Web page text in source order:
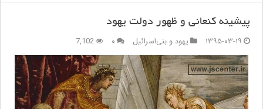
پیشینه کنعانی و ظهور دولت یهود
۱۳۹۵-۰۳-۱۹
یهود و بنی‌اسرائیل ۰ 7,102